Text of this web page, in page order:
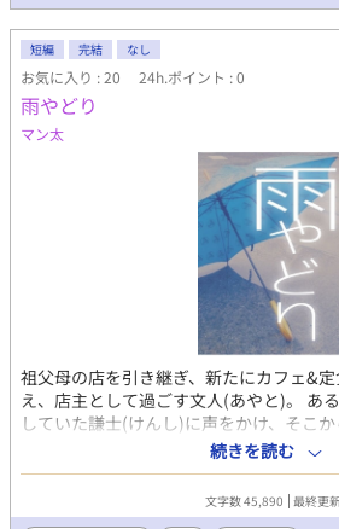
短編 完結 なし
お気に入り : 20 24h.ポイント : 0
雨やどり
マン太
祖父母の店を引き継ぎ、新たにカフェ&
え、店主として過ごす文人(あやと)。 あ
していた謙士(けんし)に声をかけ、そこ
──。 ふと、書きたくなった短めのお話
ただければ、幸いです。 よろしくお願
が、濃い絡みはほとんどありません。 ※
ります。
続きを読む
文字数 45,890 最終更